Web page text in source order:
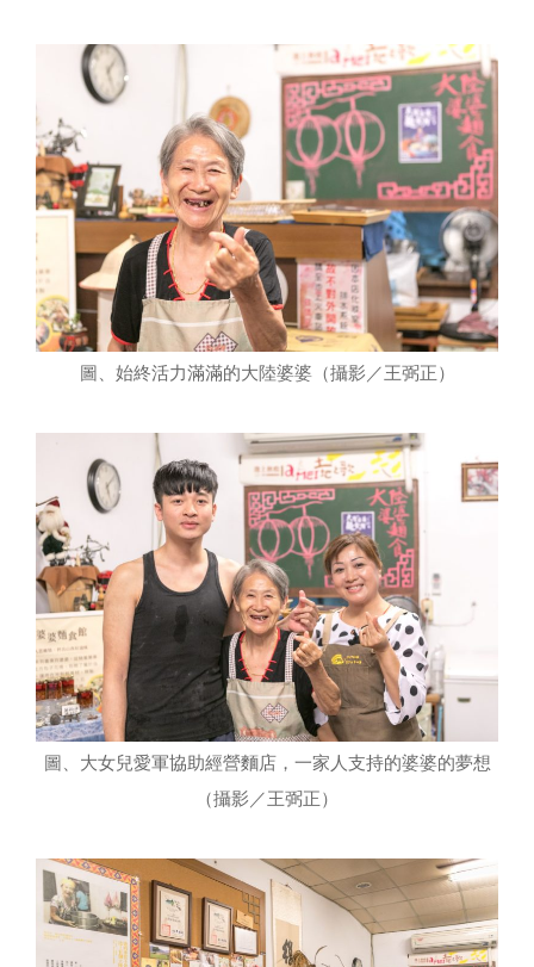
圖、始終活力滿滿的大陸婆婆（攝影／王弼正）
圖、大女兒愛軍協助經營麵店，一家人支持的婆婆的夢想
（攝影／王弼正）